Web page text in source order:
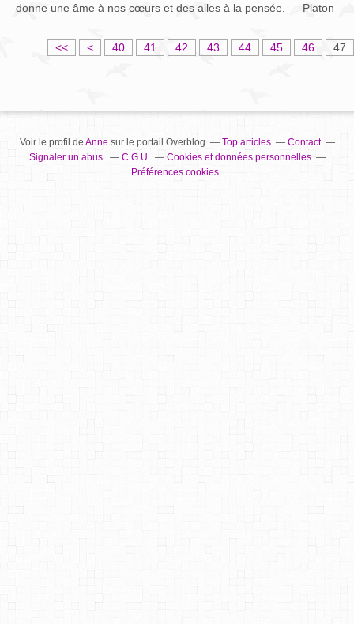
donne une âme à nos cœurs et des ailes à la pensée. — Platon
<< <
1
2
3
40 41 42 43 44 45 46 47
Voir le profil de Annesur le portail Overblog Top articles
Contact
Signaler un abus
C.G.U.
Cookies et données personnelles
Préférences cookies